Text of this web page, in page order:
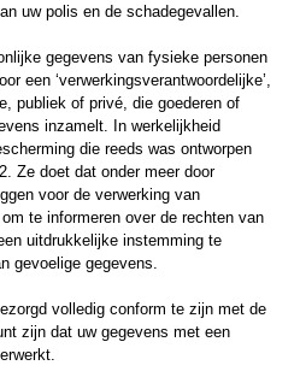
uw polis en de schadegevallen.
gegevens van fysieke personen
een ‘verwerkingsverantwoordelijke’,
publiek of privé, die goederen of
inzamelt. In werkelijkheid
die reeds was ontworpen
Ze doet dat onder meer door
voor de verwerking van
te informeren over de rechten van
uitdrukkelijke instemming te
gevoelige gegevens.
volledig conform te zijn met de
zijn dat uw gegevens met een